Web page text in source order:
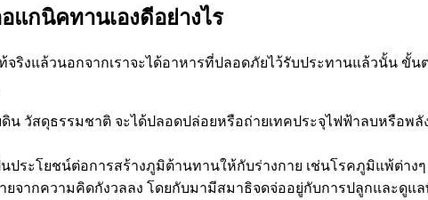
แกนิคทานเองดีอย่างไร
จริงแล้วนอกจากเราจะได้อาหารที่ปลอดภัยไว้รับประทานแล้วนั้น
วัสดุธรรมชาติ จะได้ปลอดปล่อยหรือถ่ายเทคประจุไฟฟ้าลบหรือพลั
ประโยชน์ต่อการสร้างภูมิต้านทานให้กับร่างกาย เช่นโรคภูมิแพ้ต่างๆ
ยจากความคิดกังวลลง โดยกับมามีสมาธิจดจ่ออยู่กับการปลูกและดูแล